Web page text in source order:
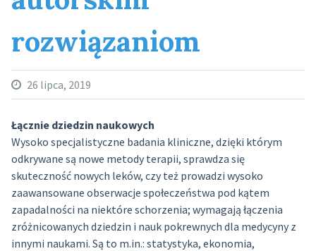
rozwiązaniom
26 lipca, 2019
Łącznie dziedzin naukowych
Wysoko specjalistyczne badania kliniczne, dzięki którym
odkrywane są nowe metody terapii, sprawdza się
skuteczność nowych leków, czy też prowadzi wysoko
zaawansowane obserwacje społeczeństwa pod kątem
zapadalności na niektóre schorzenia; wymagają łączenia
zróżnicowanych dziedzin i nauk pokrewnych dla medycyny z
innymi naukami. Są to m.in.: statystyka, ekonomia,